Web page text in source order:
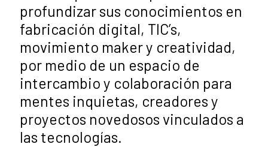
profundizar sus conocimientos en
fabricación digital, TIC’s,
movimiento maker y creatividad,
por medio de un espacio de
intercambio y colaboración para
mentes inquietas, creadores y
proyectos novedosos vinculados a
las tecnologías.